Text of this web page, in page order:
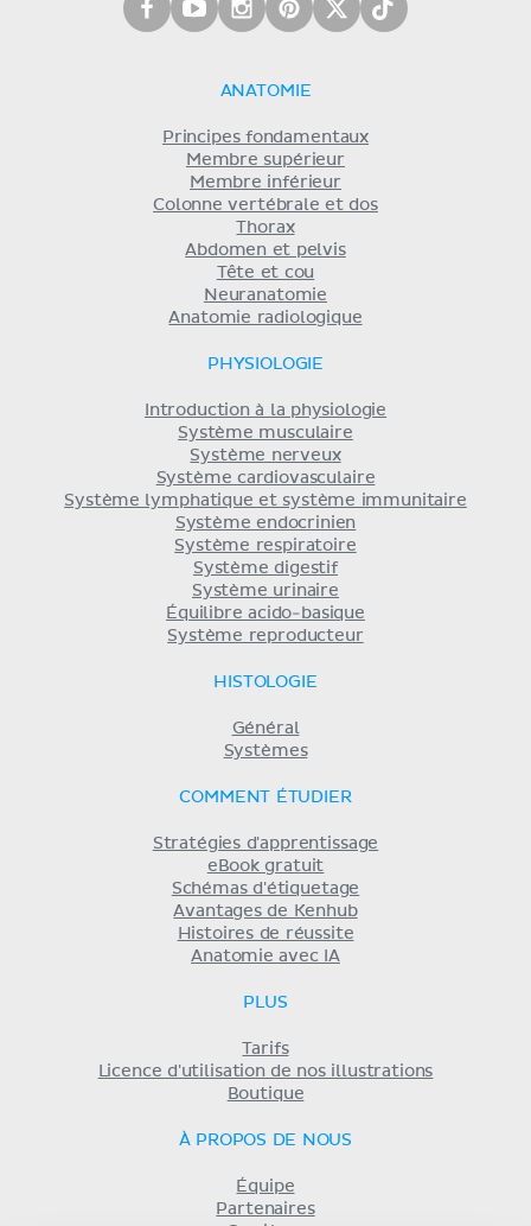
ANATOMIE
Principes fondamentaux
Membre supérieur
Membre inférieur
Colonne vertébrale et dos
Thorax
Abdomen et pelvis
Tête et cou
Neuranatomie
Anatomie radiologique
PHYSIOLOGIE
Introduction à la physiologie
Système musculaire
Système nerveux
Système cardiovasculaire
Système lymphatique et système immunitaire
Système endocrinien
Système respiratoire
Système digestif
Système urinaire
Équilibre acido-basique
Système reproducteur
HISTOLOGIE
Général
Systèmes
COMMENT ÉTUDIER
Stratégies d'apprentissage
eBook gratuit
Schémas d'étiquetage
Avantages de Kenhub
Histoires de réussite
Anatomie avec IA
PLUS
Tarifs
Licence d'utilisation de nos illustrations
Boutique
À PROPOS DE NOUS
Équipe
Partenaires